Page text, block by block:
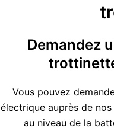
Demandez
Vous pouvez
électrique auprès de
au niveau de la